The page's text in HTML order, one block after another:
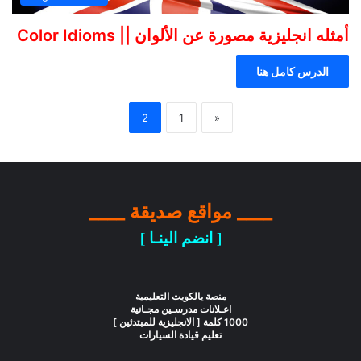
أمثله انجليزية مصورة عن الألوان || Color Idioms
الدرس كامل هنا
«
1
2
____ مواقع صديقة ____
[ انضم الينـا ]
منصة يالكويت التعليمية
اعـلانات مدرسـين مجـانية
1000 كلمة [ الانجليزية للمبتدئين ]
تعليم قيادة السيارات